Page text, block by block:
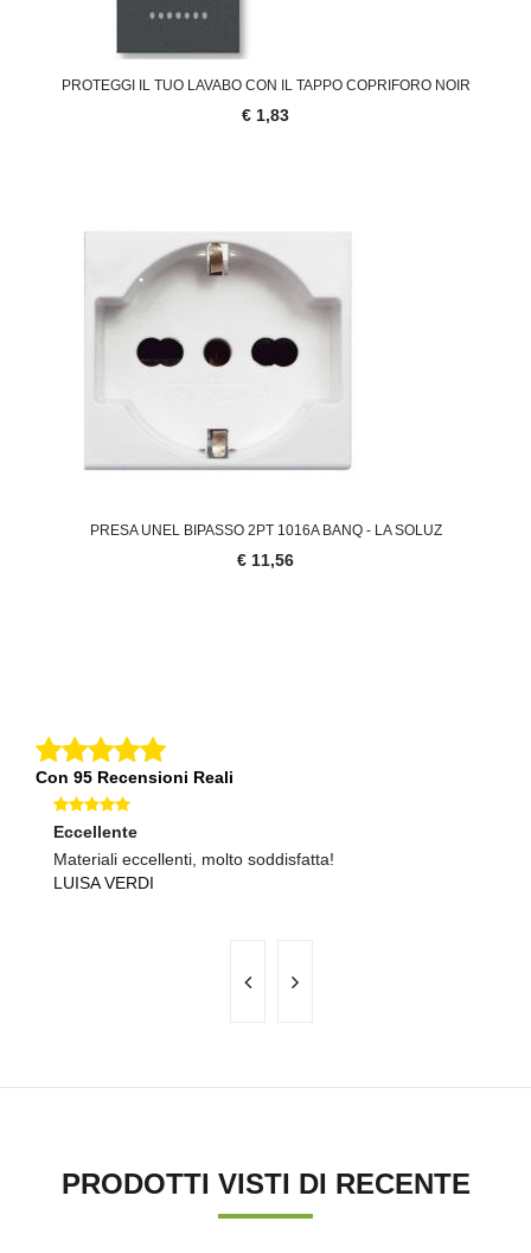
PROTEGGI IL TUO LAVABO CON IL TAPPO COPRIFORO NOIR
€ 1,83
PRESA UNEL BIPASSO 2PT 1016A BANQ - LA SOLUZ
€ 11,56
Con 95 Recensioni Reali
Eccellente
Materiali eccellenti, molto soddisfatta!
LUISA VERDI
PRODOTTI VISTI DI RECENTE